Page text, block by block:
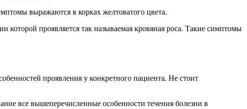
выражаются в корках желтоватого цвета.
проявляется так называемая кровяная роса. Такие симптомы
проявления у конкретного пациента. Не стоит
все вышеперечисленные особенности течения болезни в